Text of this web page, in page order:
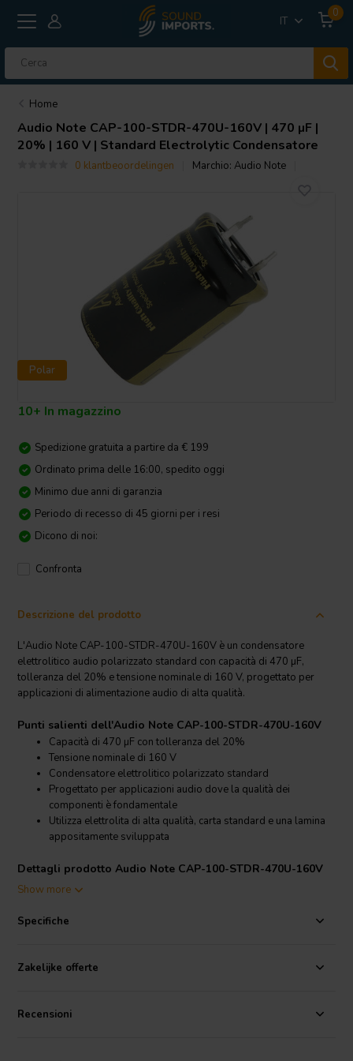
IT
0
Home
Audio Note CAP-100-STDR-470U-160V | 470 µF |
20% | 160 V | Standard Electrolytic Condensatore
0 klantbeoordelingen Marchio:Audio Note
Polar
10+ In magazzino
Spedizione gratuita a partire da € 199
Ordinato prima delle 16:00, spedito oggi
Minimo due anni di garanzia
Periodo di recesso di 45 giorni per i resi
Dicono di noi:
Confronta
Descrizione del prodotto
L'Audio Note CAP-100-STDR-470U-160V è un condensatore
elettrolitico audio polarizzato standard con capacità di 470 µF,
tolleranza del 20% e tensione nominale di 160 V, progettato per
applicazioni di alimentazione audio di alta qualità.
Punti salienti dell'Audio Note CAP-100-STDR-470U-160V
Capacità di 470 µF con tolleranza del 20%
Tensione nominale di 160 V
Condensatore elettrolitico polarizzato standard
Progettato per applicazioni audio dove la qualità dei
componenti è fondamentale
Utilizza elettrolita di alta qualità, carta standard e una lamina
appositamente sviluppata
Dettagli prodotto Audio Note CAP-100-STDR-470U-160V
Audio NoteCAP-100-STDR-470U-160V 470 µF 20% 160 V
l'uso audio e combina un elettrolita di alta qualità con carta
esigenti.
Show more
Specifiche
Zakelijke offerte
Recensioni